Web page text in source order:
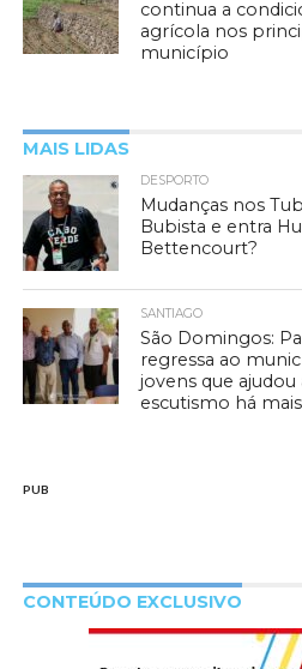
continua a
agrícola nos
município
MAIS LIDAS
DESPORTO
Mudanças nos
Bubista e entra
Bettencourt?
SANTIAGO
São Domingos:
regressa ao
jovens que
escutismo há
PUB
CONTEÚDO EXCLUSIVO